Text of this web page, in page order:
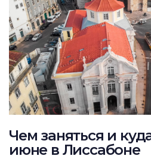
Чем заняться и
июне в Лиссабоне